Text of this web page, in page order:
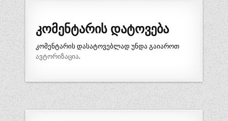
კომენტარის დატოვება
კომენტარის დასატოვებლად უნდა გაიაროთ
ავტორიზაცია.